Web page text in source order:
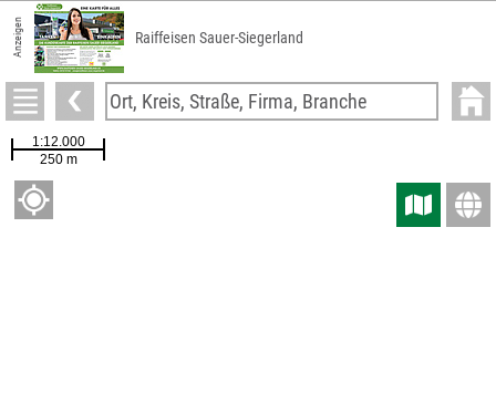
Anzeigen Raiffeisen Sauer-Siegerland